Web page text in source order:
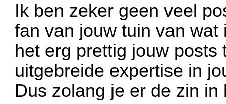
Ik ben zeker geen veel
fan van jouw tuin van
het erg prettig jouw
uitgebreide expertise in
Dus zolang je er de zin